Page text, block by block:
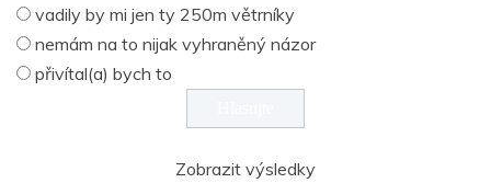
vadily by mi jen ty 250m větrníky
nemám na to nijak vyhraněný názor
přivítal(a) bych to
Zobrazit výsledky